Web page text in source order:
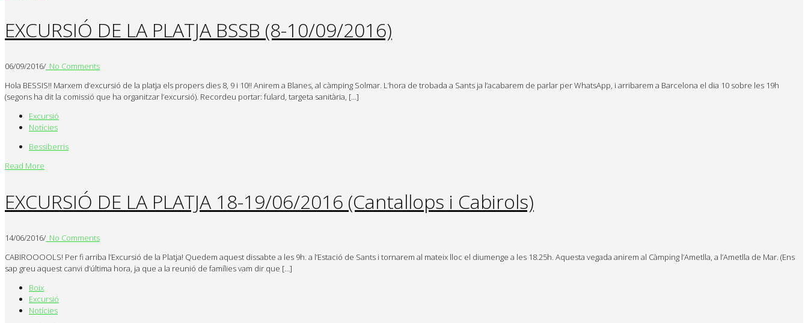
EXCURSIÓ DE LA PLATJA BSSB (8-10/09/2016)
06/09/2016/ No Comments
Hola BESSIS!! Marxem d’excursió de la platja els propers dies 8, 9 i 10!! Anirem a Blanes, al càmping Solmar. L’hora de trobada a Sants ja l’acabarem de parlar per WhatsApp, i arribarem a Barcelona el dia 10 sobre les 19h
(segons ha dit la comissió que ha organitzar l’excursió). Recordeu portar: fulard, targeta sanitària, […]
Excursió
Notícies
Bessiberris
Read More
EXCURSIÓ DE LA PLATJA 18-19/06/2016 (Cantallops i Cabirols)
14/06/2016/ No Comments
CABIROOOOLS! Per fi arriba l’Excursió de la Platja! Quedem aquest dissabte a les 9h. a l’Estació de Sants i tornarem al mateix lloc el diumenge a les 18.25h. Aquesta vegada anirem al Càmping l’Ametlla, a l’Ametlla de Mar. (Ens
sap greu aquest canvi d’última hora, ja que a la reunió de famílies vam dir que […]
Boix
Excursió
Notícies